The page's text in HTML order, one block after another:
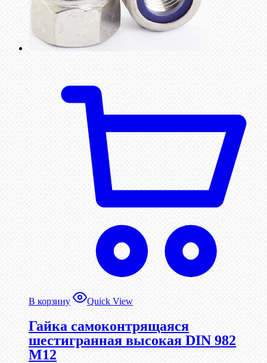
В корзину Quick View
Гайка самоконтрящаяся
шестигранная высокая DIN 982
М12